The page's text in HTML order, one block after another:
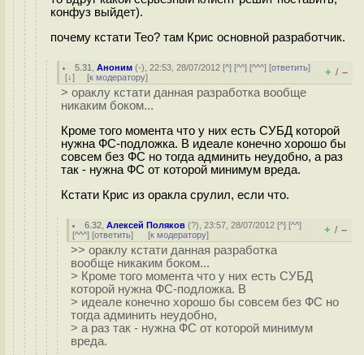
конфуз выйдет).
почему кстати Тео? там Крис основной разработчик.
5.31 ,Аноним (-), 22:53, 28/07/2012 [^] [^^] [^^^] [ответить]
[↓] [к модератору] + / –
> ораклу кстати данная разработка вообще
никаким боком...
Кроме того момента что у них есть СУБД которой
нужна ФС-подложка. В идеале конечно хорошо бы
совсем без ФС но тогда админить неудобно, а раз
так - нужна ФС от которой минимум вреда.
Кстати Крис из оракла срулил, если что.
6.32 ,Алексей Поляков (?), 23:57, 28/07/2012 [^] [^^]
[^^^] [ответить] [к модератору] + / –
>> ораклу кстати данная разработка
вообще никаким боком...
> Кроме того момента что у них есть СУБД
которой нужна ФС-подложка. В
> идеале конечно хорошо бы совсем без ФС но
тогда админить неудобно,
> а раз так - нужна ФС от которой минимум
вреда.